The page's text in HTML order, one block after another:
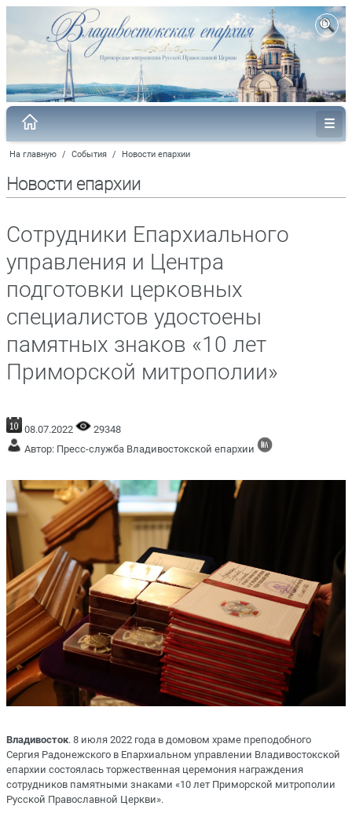
На главную / События / Новости епархии
Новости епархии
Сотрудники Епархиального
управления и Центра
подготовки церковных
специалистов удостоены
памятных знаков «10 лет
Приморской митрополии»
08.07.2022
29348
Автор: Пресс-служба Владивостокской епархии
Владивосток. 8 июля 2022 года в домовом храме преподобного
Сергия Радонежского в Епархиальном управлении Владивостокской
епархии состоялась торжественная церемония награждения
сотрудников памятными знаками «10 лет Приморской митрополии
Русской Православной Церкви».